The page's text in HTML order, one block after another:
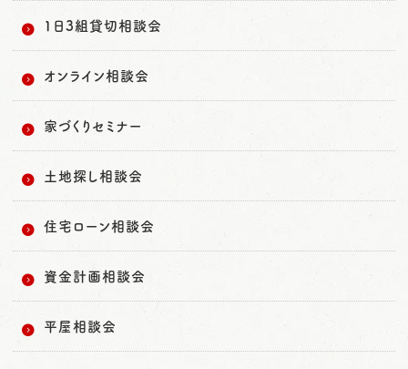
1日3組貸切相談会
オンライン相談会
家づくりセミナー
土地探し相談会
住宅ローン相談会
資金計画相談会
平屋相談会